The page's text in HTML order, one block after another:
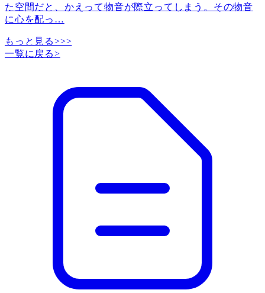
た空間だと、かえって物音が際立ってしまう。その物音
に心を配っ …
もっと見る>>>
一覧に戻る>